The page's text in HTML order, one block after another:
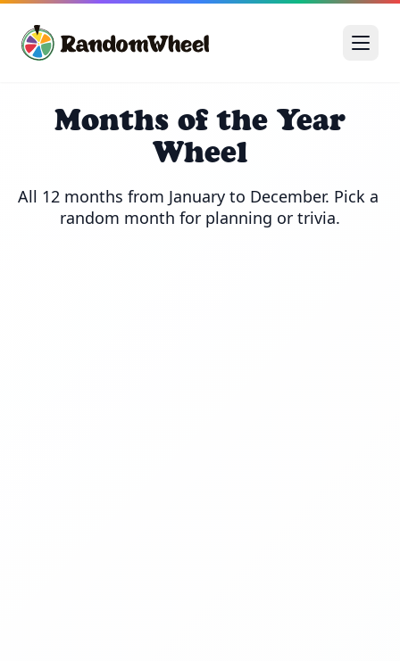
Months of the Year
Wheel
All 12 months from January to December. Pick a
random month for planning or trivia.